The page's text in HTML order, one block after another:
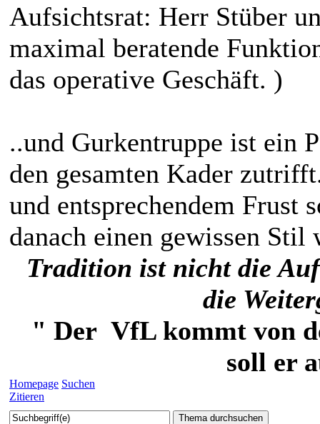
Aufsichtsrat: Herr Stüber
maximal beratende
das operative Geschäft. )
..und Gurkentruppe ist ein
den gesamten Kader
und entsprechendem Frust
danach einen gewissen Stil
Tradition ist nicht die
die
" Der VfL kommt von
soll er
Homepage Suchen
Zitieren